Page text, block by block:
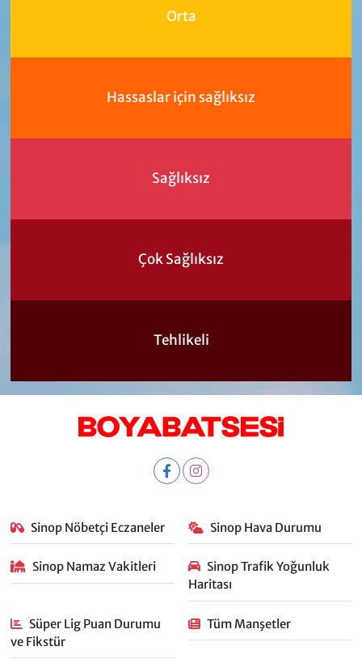
Orta
Hassaslar için sağlıksız
Sağlıksız
Çok Sağlıksız
Tehlikeli
Sinop Nöbetçi Eczaneler Sinop Hava Durumu
Sinop Namaz Vakitleri
Sinop Trafik Yoğunluk
Haritası
Süper Lig Puan Durumu
ve Fikstür
Tüm Manşetler